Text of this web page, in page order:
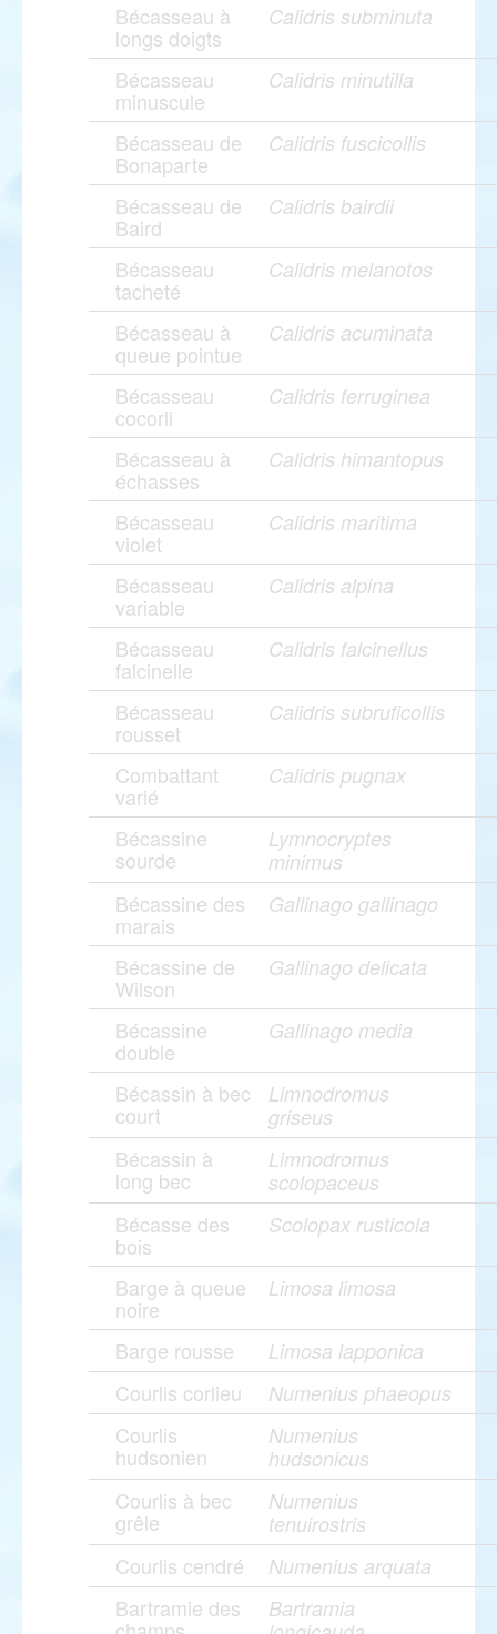
Bécasseau à
longs doigts
Calidris subminuta
Bécasseau
minuscule
Calidris minutilla
Bécasseau de
Bonaparte
Calidris fuscicollis
Bécasseau de
Baird
Calidris bairdii
Bécasseau
tacheté
Calidris melanotos
Bécasseau à
queue pointue
Calidris acuminata
Bécasseau
cocorli
Calidris ferruginea
Bécasseau à
échasses
Calidris himantopus
Bécasseau
violet
Calidris maritima
Bécasseau
variable
Calidris alpina
Bécasseau
falcinelle
Calidris falcinellus
Bécasseau
rousset
Calidris subruficollis
Combattant
varié
Calidris pugnax
Bécassine
sourde
Lymnocryptes
minimus
Bécassine des
marais
Gallinago gallinago
Bécassine de
Wilson
Gallinago delicata
Bécassine
double
Gallinago media
Bécassin à bec
court
Limnodromus
griseus
Bécassin à
long bec
Limnodromus
scolopaceus
Bécasse des
bois
Scolopax rusticola
Barge à queue
noire
Limosa limosa
Barge rousse Limosa lapponica
Courlis corlieu Numenius phaeopus
Courlis
hudsonien
Numenius
hudsonicus
Courlis à bec
grêle
Numenius
tenuirostris
Courlis cendré Numenius arquata
Bartramie des
Bartramia